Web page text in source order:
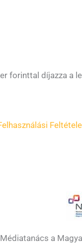
forinttal díjazza a
a